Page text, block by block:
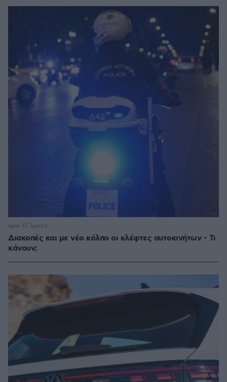
Διακοπές και με νέο κόλπο οι κλέφτες αυτοκινήτων - Τι
κάνουν;
πριν 17 λεπτά